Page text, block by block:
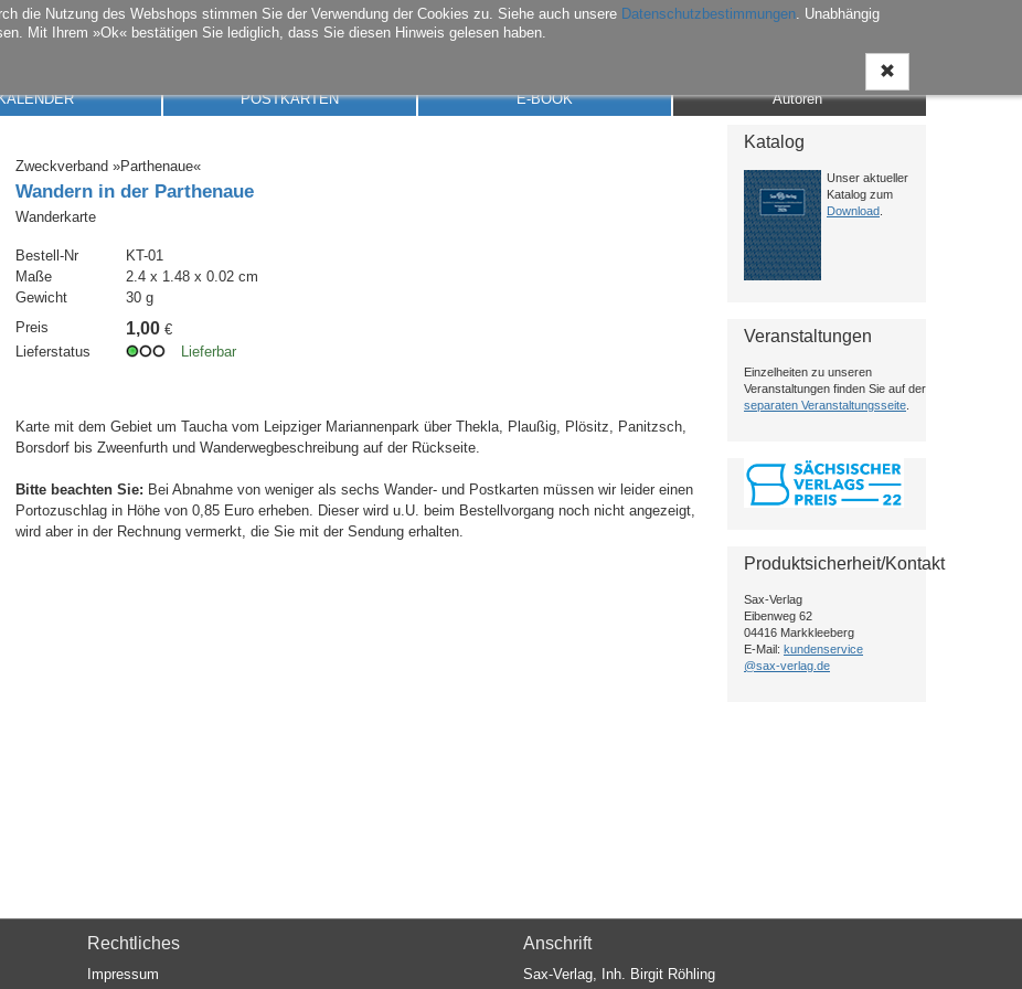
die Nutzung des Webshops stimmen Sie der Verwendung der Cookies zu. Siehe auch unsere Datenschutzbestimmungen. Unabhängig
Mit Ihrem »Ok« bestätigen Sie lediglich, dass Sie diesen Hinweis gelesen haben.
POSTKARTEN E-BOOK Autoren
Zweckverband »Parthenaue«
Wandern in der Parthenaue
Wanderkarte
Bestell-Nr
KT-01
Maße
2.4 x 1.48 x 0.02 cm
Gewicht
30 g
Preis
1,00 €
Lieferstatus
Lieferbar
Karte mit dem Gebiet um Taucha vom Leipziger Mariannenpark über Thekla, Plaußig, Plösitz, Panitzsch,
Borsdorf bis Zweenfurth und Wanderwegbeschreibung auf der Rückseite.
Bitte beachten Sie: Bei Abnahme von weniger als sechs Wander- und Postkarten müssen wir leider einen
Portozuschlag in Höhe von 0,85 Euro erheben. Dieser wird u.U. beim Bestellvorgang noch nicht angezeigt,
wird aber in der Rechnung vermerkt, die Sie mit der Sendung erhalten.
Katalog
Unser aktueller
Katalog zum
Download
Veranstaltungen
Einzelheiten zu unseren
Veranstaltungen finden Sie auf der
separaten Veranstaltungsseite
Produktsicherheit/Kontakt
Sax-Verlag
Eibenweg 62
04416 Markkleeberg
E-Mail: kundenservice
@sax-verlag.de
Rechtliches
Impressum
Anschrift
Sax-Verlag, Inh. Birgit Röhling